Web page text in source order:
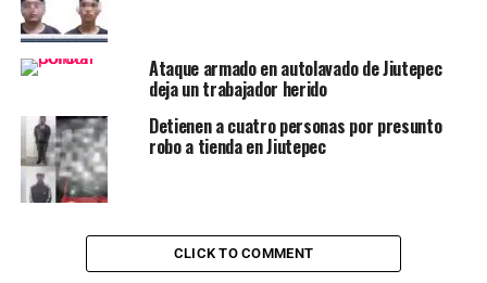
Ataque armado en autolavado de Jiutepec
deja un trabajador herido
Detienen a cuatro personas por presunto
robo a tienda en Jiutepec
CLICK TO COMMENT